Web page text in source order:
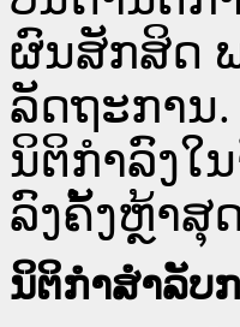
ຜົນສັກສິດ
ລັດຖະການ
ນິຕິກຳລົງໃ
ລົງຄັ້ງຫຼ້າສຸ
ນິຕິກຳສຳລັບ